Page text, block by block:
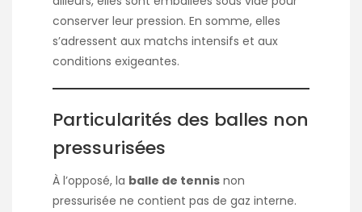
conserver leur pression. En somme, elles
s’adressent aux matchs intensifs et aux
conditions exigeantes.
Particularités des balles non
pressurisées
À l’opposé, la balle de tennis non
pressurisée ne contient pas de gaz interne.